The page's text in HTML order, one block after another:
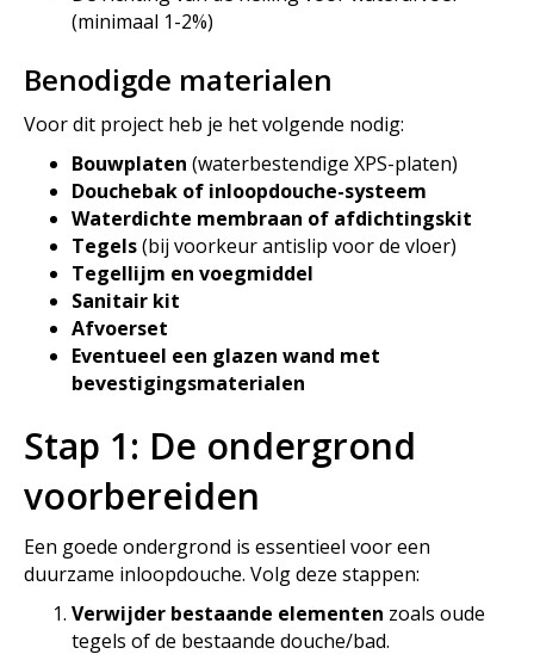
(minimaal 1-2%)
Benodigde materialen
Voor dit project heb je het volgende nodig:
Bouwplaten (waterbestendige XPS-platen)
Douchebak of inloopdouche-systeem
Waterdichte membraan of afdichtingskit
Tegels(bij voorkeur antislip voor de vloer)
Tegellijm en voegmiddel
Sanitair kit
Afvoerset
Eventueel een glazen wand met
bevestigingsmaterialen
Stap 1: De ondergrond
voorbereiden
Een goede ondergrond is essentieel voor een
duurzame inloopdouche. Volg deze stappen:
Verwijder bestaande elementen zoals oude
tegels of de bestaande douche/bad.